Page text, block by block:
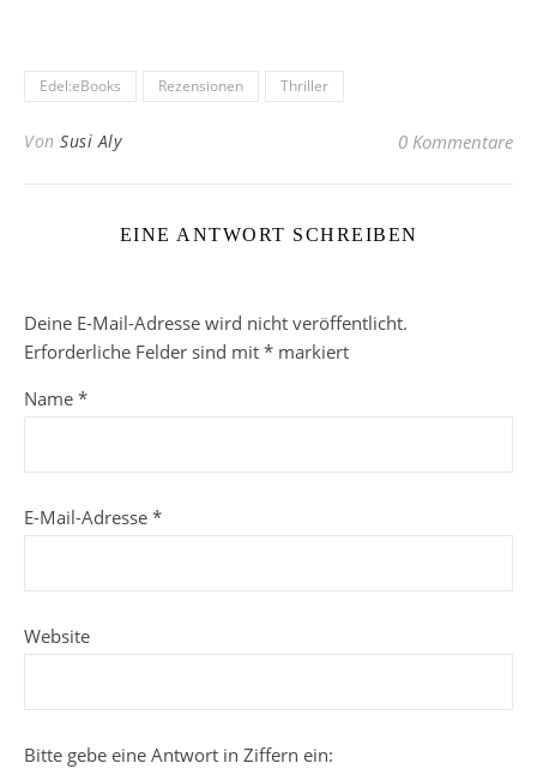
Edel:eBooks Rezensionen Thriller
Von Susi Aly 0 Kommentare
EINE ANTWORT SCHREIBEN
Deine E-Mail-Adresse wird nicht veröffentlicht.
Erforderliche Felder sind mit * markiert
Name *
E-Mail-Adresse *
Website
Bitte gebe eine Antwort in Ziffern ein: